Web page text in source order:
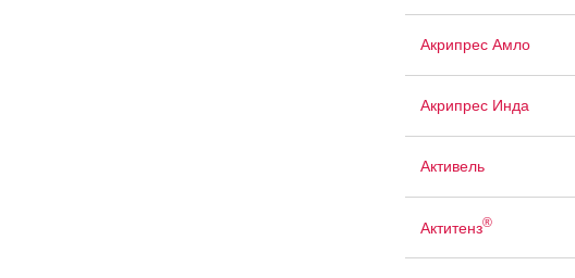
Акрипрес Амло
Акрипрес Инда
Активель
Актитенз®